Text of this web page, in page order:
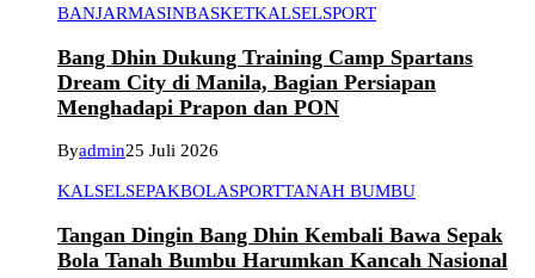
BANJARMASINBASKETKALSELSPORT
Bang Dhin Dukung Training Camp Spartans
Dream City di Manila, Bagian Persiapan
Menghadapi Prapon dan PON
Byadmin25 Juli 2026
KALSELSEPAKBOLASPORTTANAH BUMBU
Tangan Dingin Bang Dhin Kembali Bawa Sepak
Bola Tanah Bumbu Harumkan Kancah Nasional